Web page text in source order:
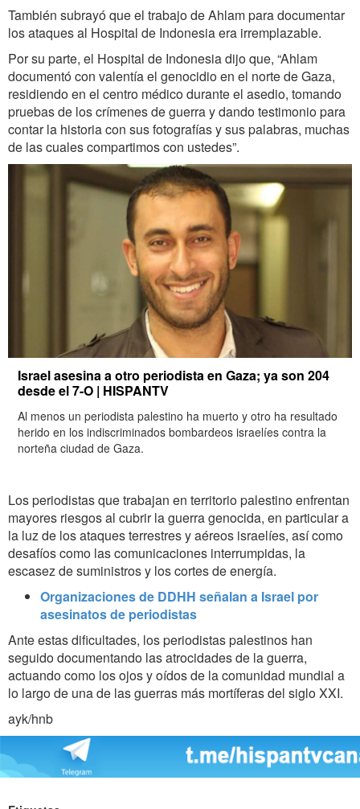
También subrayó que el trabajo de Ahlam para documentar
los ataques al Hospital de Indonesia era irremplazable.
Por su parte, el Hospital de Indonesia dijo que, “Ahlam
documentó con valentía el genocidio en el norte de Gaza,
residiendo en el centro médico durante el asedio, tomando
pruebas de los crímenes de guerra y dando testimonio para
contar la historia con sus fotografías y sus palabras, muchas
de las cuales compartimos con ustedes”.
Israel asesina a otro periodista en Gaza; ya son 204
desde el 7-O | HISPANTV
Al menos un periodista palestino ha muerto y otro ha resultado
herido en los indiscriminados bombardeos israelíes contra la
norteña ciudad de Gaza.
Los periodistas que trabajan en territorio palestino enfrentan
mayores riesgos al cubrir la guerra genocida, en particular a
la luz de los ataques terrestres y aéreos israelíes, así como
desafíos como las comunicaciones interrumpidas, la
escasez de suministros y los cortes de energía.
Organizaciones de DDHH señalan a Israel por
asesinatos de periodistas
Ante estas dificultades, los periodistas palestinos han
seguido documentando las atrocidades de la guerra,
actuando como los ojos y oídos de la comunidad mundial a
lo largo de una de las guerras más mortíferas del siglo XXI.
ayk/hnb